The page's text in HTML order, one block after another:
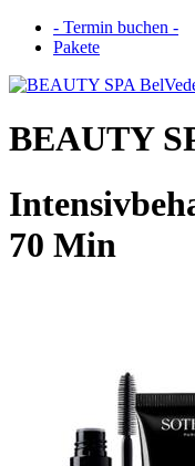
- Termin buchen -
Pakete
BEAUTY
70 Min